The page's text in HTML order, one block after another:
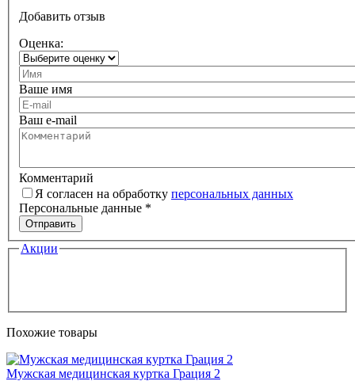
Добавить отзыв
Оценка:
Ваше имя
Ваш e-mail
Комментарий
Я согласен на обработку персональных данных
Персональные данные *
Отправить
Акции
Похожие товары
Мужская медицинская куртка Грация 2